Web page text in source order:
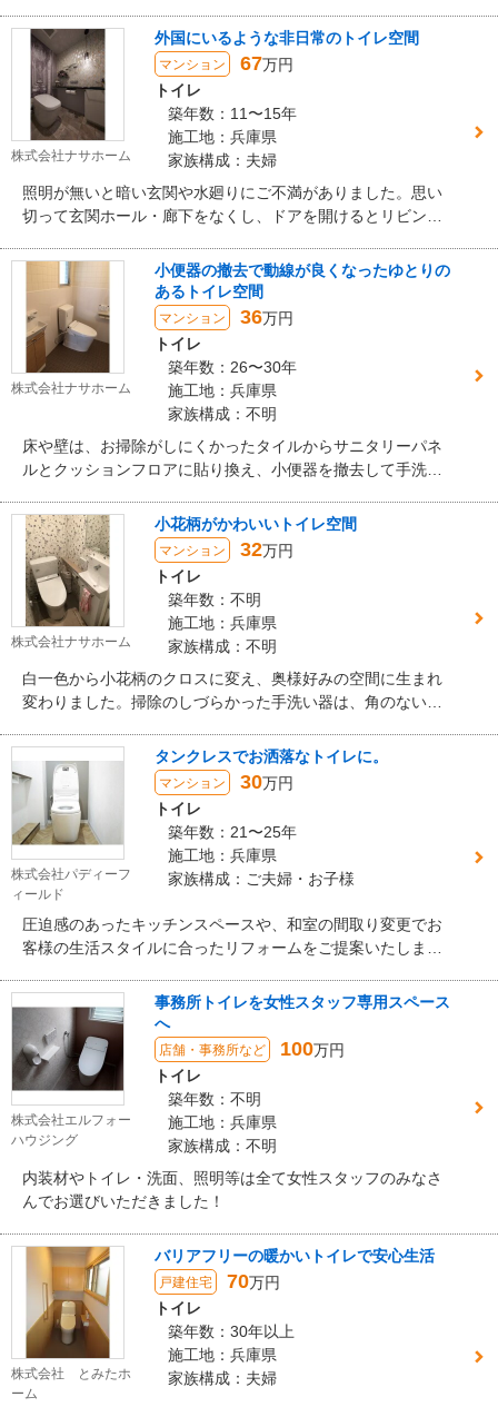
株式会社ナサホーム
外国にいるような非日常のトイレ空間
マンション 67万円
トイレ
築年数：11〜15年
施工地：兵庫県
家族構成：夫婦
照明が無いと暗い玄関や水廻りにご不満がありました。思い
切って玄関ホール・廊下をなくし、ドアを開けるとリビング
りをガラス壁にする等、隅々まで自然光が届く明るい開放的
な空間に仕上げました。海外のリゾートホテルをイメージし
たデザインやご夫婦の思い出の家具を再利用したり随所にこ
だわりを取り入れました。
株式会社ナサホーム
小便器の撤去で動線が良くなったゆとりの
あるトイレ空間
マンション 36万円
トイレ
築年数：26〜30年
施工地：兵庫県
家族構成：不明
床や壁は、お掃除がしにくかったタイルからサニタリーパネ
ルとクッションフロアに貼り換え、小便器を撤去して手洗い
クセントになったオシャレな空間に生まれ変わりました。
株式会社ナサホーム
小花柄がかわいいトイレ空間
マンション 32万円
トイレ
築年数：不明
施工地：兵庫県
家族構成：不明
白一色から小花柄のクロスに変え、奥様好みの空間に生まれ
変わりました。掃除のしづらかった手洗い器は、角のないデ
株式会社パディーフ
ィールド
タンクレスでお洒落なトイレに。
マンション 30万円
トイレ
築年数：21〜25年
施工地：兵庫県
家族構成：ご夫婦・お子様
圧迫感のあったキッチンスペースや、和室の間取り変更でお
客様の生活スタイルに合ったリフォームをご提案いたしまし
株式会社エルフォー
ハウジング
事務所トイレを女性スタッフ専用スペース
へ
店舗・事務所など 100万円
トイレ
築年数：不明
施工地：兵庫県
家族構成：不明
内装材やトイレ・洗面、照明等は全て女性スタッフのみなさ
んでお選びいただきました！
株式会社 とみたホ
ーム
バリアフリーの暖かいトイレで安心生活
戸建住宅 70万円
トイレ
築年数：30年以上
施工地：兵庫県
家族構成：夫婦